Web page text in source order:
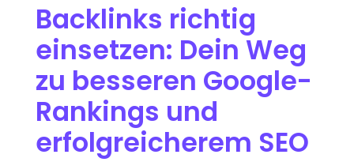
Backlinks richtig
einsetzen: Dein Weg
zu besseren Google-
Rankings und
erfolgreicherem SEO